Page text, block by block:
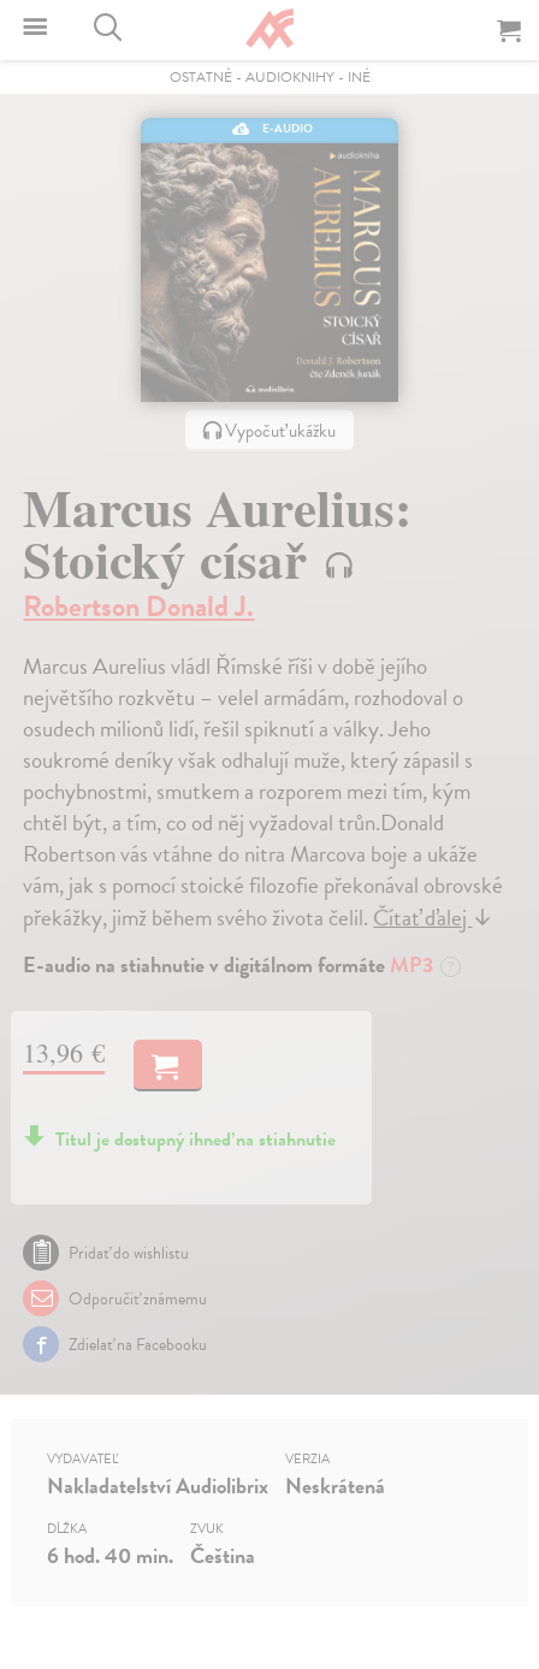
OSTATNÉ- AUDIOKNIHY- INÉ
E-AUDIO
Vypočuť ukážku
Marcus Aurelius:
Stoický císař
Robertson Donald J.
Marcus Aurelius vládl Římské říši v době jejího
největšího rozkvětu – velel armádám, rozhodoval o
osudech milionů lidí, řešil spiknutí a války. Jeho
soukromé deníky však odhalují muže, který zápasil s
pochybnostmi, smutkem a rozporem mezi tím, kým
chtěl být, a tím, co od něj vyžadoval trůn.Donald
Robertson vás vtáhne do nitra Marcova boje a ukáže
vám, jak s pomocí stoické filozofie překonával obrovské
překážky, jimž během svého života čelil.Čítať ďalej↓
E-audio na stiahnutie v digitálnom formáteMP3 ?
13,96 €
Titul je dostupný ihneď na stiahnutie
Pridať do wishlistu
Odporučiť známemu
Zdielať na Facebooku
VYDAVATEĽ
Nakladatelství Audiolibrix
VERZIA
Neskrátená
DĹŽKA
6 hod. 40 min.
ZVUK
Čeština